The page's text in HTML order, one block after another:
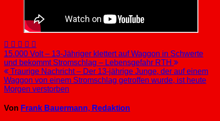
Beitragsnavigation
15.000 Volt – 13-Jähriger klettert auf Waggon in Schwerte
und bekommt Stromschlag – Lebensgefahr RTH
Traurige Nachricht – Der 13-jährige Junge, der auf einem
Waggon von einem Stromschlag getroffen wurde, ist heute
Morgen verstorben
Von Frank Bauermann, Redaktion